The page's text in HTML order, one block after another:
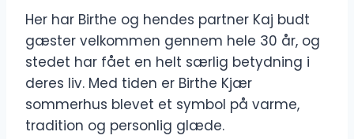
Her har Birthe og hendes partner Kaj budt
gæster velkommen gennem hele 30 år, og
stedet har fået en helt særlig betydning i
deres liv. Med tiden er Birthe Kjær
sommerhus blevet et symbol på varme,
tradition og personlig glæde.